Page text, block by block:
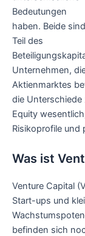
Bedeutungen
haben. Beide sind
Teil des
Unternehmen,
Aktienmarktes
die Unterschiede
Equity
Risikoprofile und
Was ist
Venture Capital
Start-ups und
befinden sich